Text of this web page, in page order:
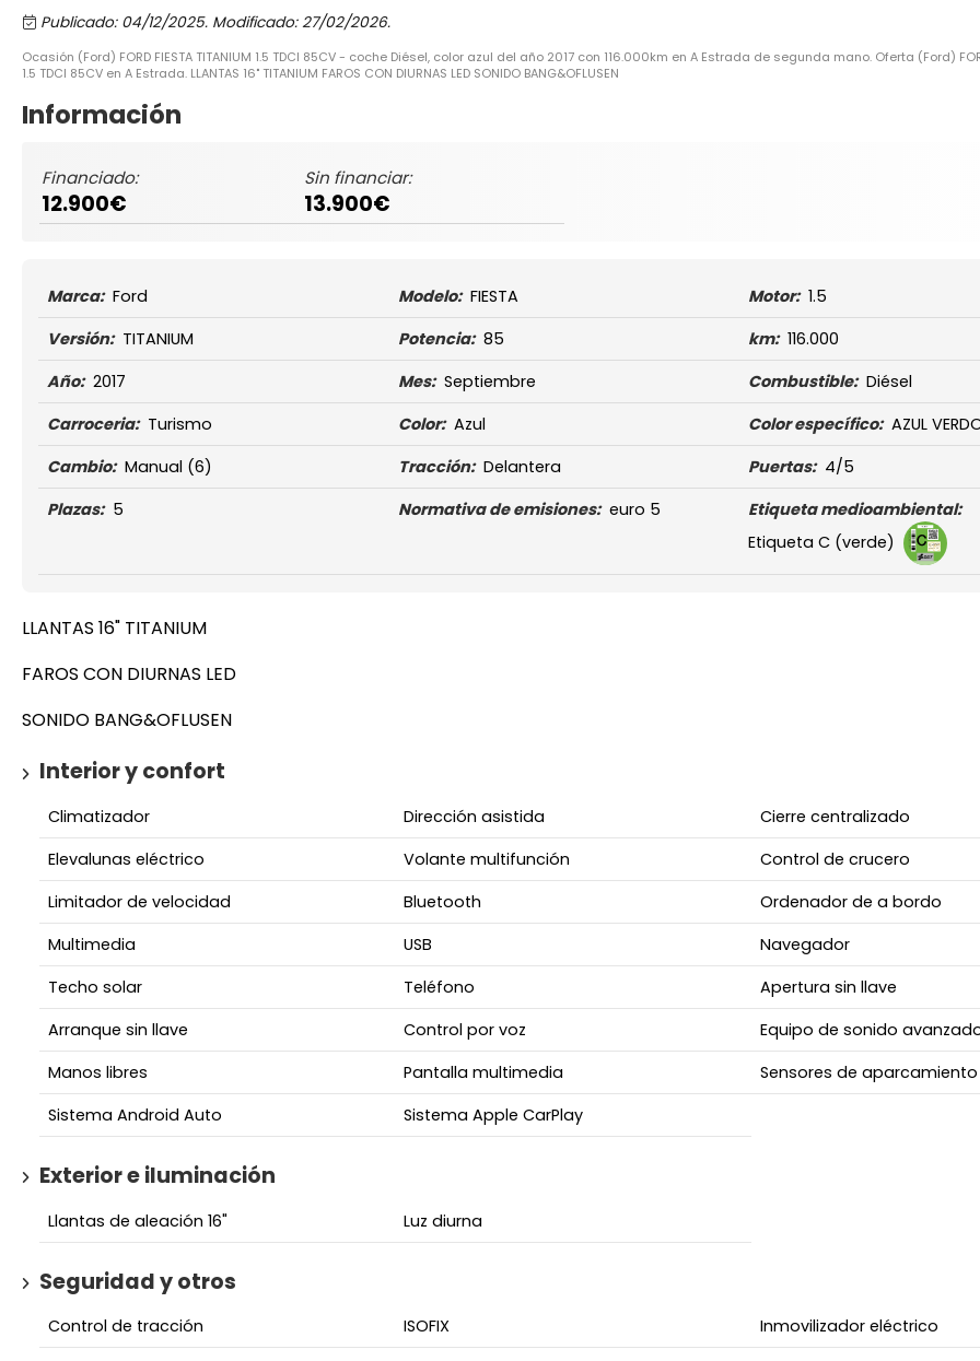
Publicado: 04/12/2025. Modificado: 27/02/2026.
Ocasión (Ford) FORD FIESTA TITANIUM 1.5 TDCI 85CV - coche Diésel, color azul del año 2017 con 116.000km en A Estrada de segunda mano. Oferta (Ford)
1.5 TDCI 85CV en A Estrada. LLANTAS 16" TITANIUM FAROS CON DIURNAS LED SONIDO BANG&OFLUSEN
Información
Financiado:
12.900€
Sin financiar:
13.900€
Marca: Ford Modelo: FIESTA Motor: 1.5
Versión: TITANIUM Potencia: 85 km: 116.000
Año: 2017 Mes: Septiembre Combustible: Diésel
Carroceria: Turismo Color: Azul Color específico: AZUL
Cambio: Manual (6) Tracción: Delantera Puertas: 4/5
Plazas: 5 Normativa de emisiones: euro 5
Etiqueta medioambiental:
Etiqueta C (verde)
LLANTAS 16" TITANIUM
FAROS CON DIURNAS LED
SONIDO BANG&OFLUSEN
Interior y confort
Climatizador Dirección asistida
Cierre centralizado
Elevalunas eléctrico
Volante multifunción
Control de crucero
Limitador de velocidad
Bluetooth
Ordenador de a bordo
Multimedia
USB
Navegador
Techo solar
Teléfono
Apertura sin llave
Arranque sin llave
Control por voz
Equipo de sonido
Manos libres
Pantalla multimedia
Sensores de
Sistema Android Auto
Sistema Apple CarPlay
Exterior e iluminación
Llantas de aleación 16" Luz diurna
Seguridad y otros
Control de tracción ISOFIX Inmovilizador eléctrico